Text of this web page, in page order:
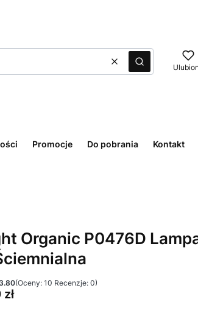
WyczyśćSzukaj
Promocje Do pobrania Kontakt
Organic P0476D
3.80(Oceny: 10 Recenzje: 0)